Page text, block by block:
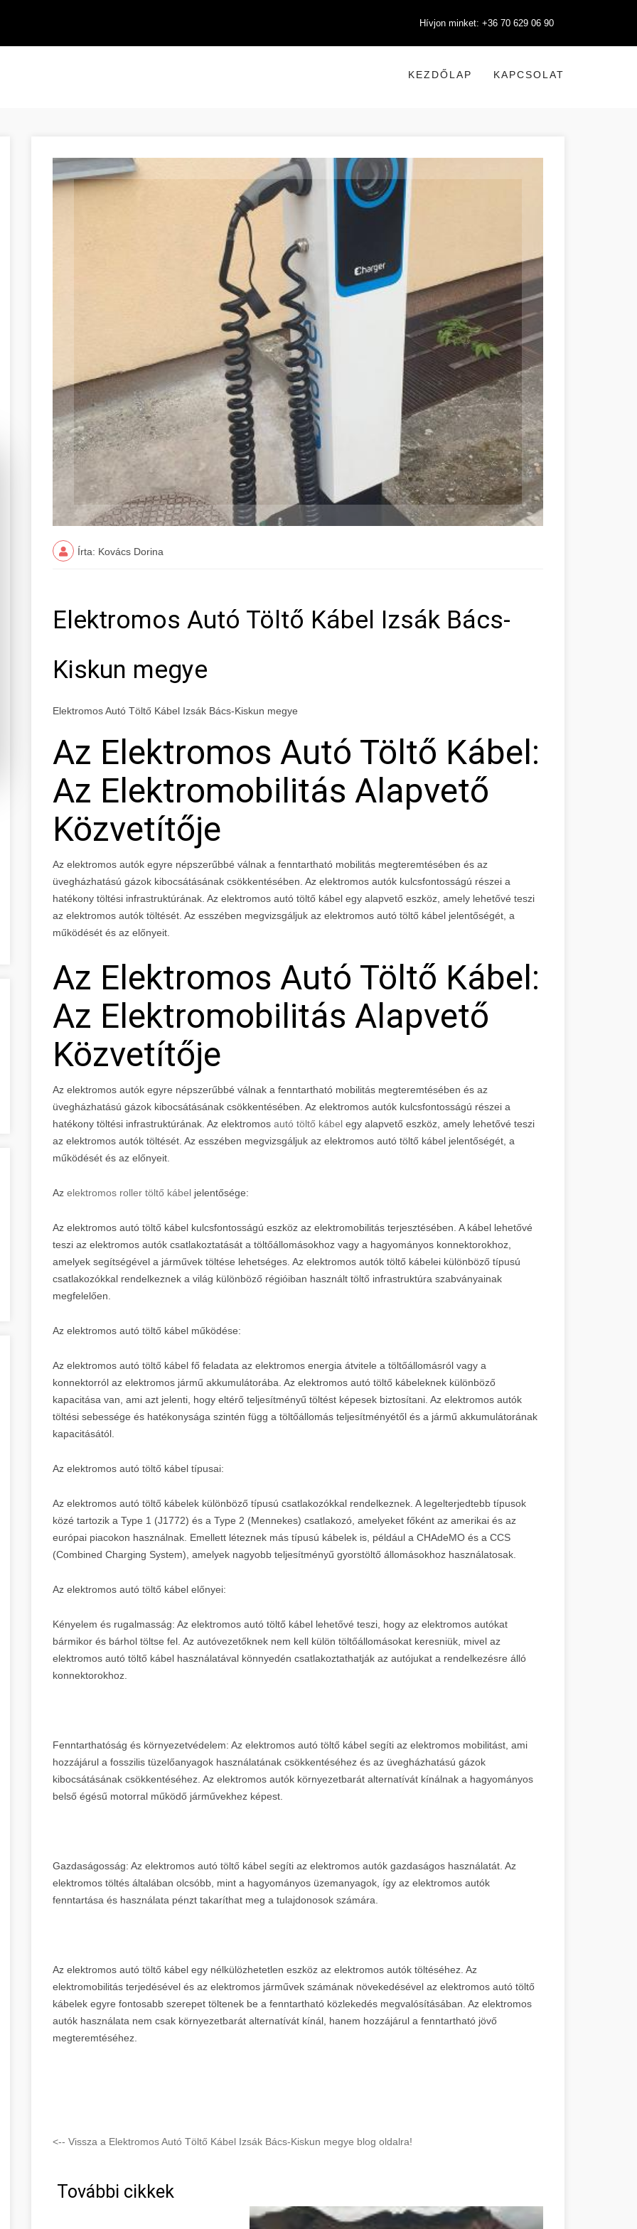
Hívjon minket: +36 70 629 06 90
KEZDŐLAP KAPCSOLAT
Írta: Kovács Dorina
Elektromos Autó Töltő Kábel Izsák Bács-
Kiskun megye
Elektromos Autó Töltő Kábel Izsák Bács-Kiskun megye
Az Elektromos Autó Töltő Kábel:
Az Elektromobilitás Alapvető
Közvetítője
Az elektromos autók egyre népszerűbbé válnak a fenntartható mobilitás megteremtésében és az
üvegházhatású gázok kibocsátásának csökkentésében. Az elektromos autók kulcsfontosságú részei a
hatékony töltési infrastruktúrának. Az elektromos autó töltő kábel egy alapvető eszköz, amely lehetővé teszi
az elektromos autók töltését. Az esszében megvizsgáljuk az elektromos autó töltő kábel jelentőségét, a
működését és az előnyeit.
Az Elektromos Autó Töltő Kábel:
Az Elektromobilitás Alapvető
Közvetítője
Az elektromos autók egyre népszerűbbé válnak a fenntartható mobilitás megteremtésében és az
üvegházhatású gázok kibocsátásának csökkentésében. Az elektromos autók kulcsfontosságú részei a
hatékony töltési infrastruktúrának. Az elektromos autó töltő kábel egy alapvető eszköz, amely lehetővé teszi
az elektromos autók töltését. Az esszében megvizsgáljuk az elektromos autó töltő kábel jelentőségét, a
működését és az előnyeit.
Az elektromos roller töltő kábel jelentősége:
Az elektromos autó töltő kábel kulcsfontosságú eszköz az elektromobilitás terjesztésében. A kábel lehetővé
teszi az elektromos autók csatlakoztatását a töltőállomásokhoz vagy a hagyományos konnektorokhoz,
amelyek segítségével a járművek töltése lehetséges. Az elektromos autók töltő kábelei különböző típusú
csatlakozókkal rendelkeznek a világ különböző régióiban használt töltő infrastruktúra szabványainak
megfelelően.
Az elektromos autó töltő kábel működése:
Az elektromos autó töltő kábel fő feladata az elektromos energia átvitele a töltőállomásról vagy a
konnektorról az elektromos jármű akkumulátorába. Az elektromos autó töltő kábeleknek különböző
kapacitása van, ami azt jelenti, hogy eltérő teljesítményű töltést képesek biztosítani. Az elektromos autók
töltési sebessége és hatékonysága szintén függ a töltőállomás teljesítményétől és a jármű akkumulátorának
kapacitásától.
Az elektromos autó töltő kábel típusai:
Az elektromos autó töltő kábelek különböző típusú csatlakozókkal rendelkeznek. A legelterjedtebb típusok
közé tartozik a Type 1 (J1772) és a Type 2 (Mennekes) csatlakozó, amelyeket főként az amerikai és az
európai piacokon használnak. Emellett léteznek más típusú kábelek is, például a CHAdeMO és a CCS
(Combined Charging System), amelyek nagyobb teljesítményű gyorstöltő állomásokhoz használatosak.
Az elektromos autó töltő kábel előnyei:
Kényelem és rugalmasság: Az elektromos autó töltő kábel lehetővé teszi, hogy az elektromos autókat
bármikor és bárhol töltse fel. Az autóvezetőknek nem kell külön töltőállomásokat keresniük, mivel az
elektromos autó töltő kábel használatával könnyedén csatlakoztathatják az autójukat a rendelkezésre álló
konnektorokhoz.
Fenntarthatóság és környezetvédelem: Az elektromos autó töltő kábel segíti az elektromos mobilitást, ami
hozzájárul a fosszilis tüzelőanyagok használatának csökkentéséhez és az üvegházhatású gázok
kibocsátásának csökkentéséhez. Az elektromos autók környezetbarát alternatívát kínálnak a hagyományos
belső égésű motorral működő járművekhez képest.
Gazdaságosság: Az elektromos autó töltő kábel segíti az elektromos autók gazdaságos használatát. Az
elektromos töltés általában olcsóbb, mint a hagyományos üzemanyagok, így az elektromos autók
fenntartása és használata pénzt takaríthat meg a tulajdonosok számára.
Az elektromos autó töltő kábel egy nélkülözhetetlen eszköz az elektromos autók töltéséhez. Az
elektromobilitás terjedésével és az elektromos járművek számának növekedésével az elektromos autó töltő
kábelek egyre fontosabb szerepet töltenek be a fenntartható közlekedés megvalósításában. Az elektromos
autók használata nem csak környezetbarát alternatívát kínál, hanem hozzájárul a fenntartható jövő
megteremtéséhez.
<-- Vissza a Elektromos Autó Töltő Kábel Izsák Bács-Kiskun megye blog oldalra!
További cikkek